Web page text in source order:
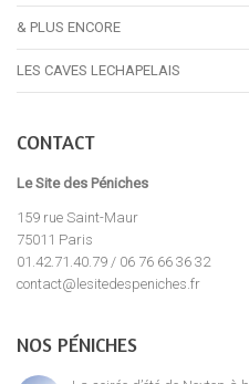
& PLUS ENCORE
LES CAVES LECHAPELAIS
CONTACT
Le Site des Péniches
159 rue Saint-Maur
75011 Paris
01.42.71.40.79 / 06 76 66 36 32
contact@lesitedespeniches.fr
NOS PÉNICHES